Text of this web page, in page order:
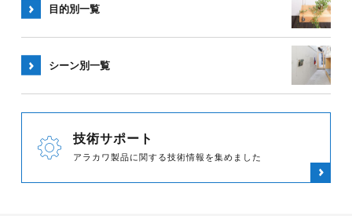
目的別一覧
シーン別一覧
技術サポート
アラカワ製品に関する技術情報を集めました